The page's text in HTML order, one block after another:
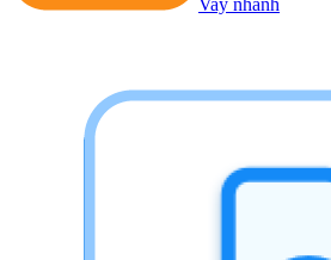
Vay nhanh